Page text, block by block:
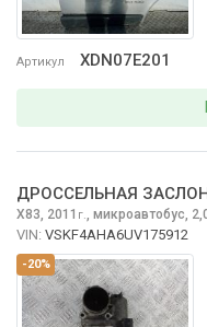
Артикул XDN07E201
-20%
ДРОССЕЛЬНАЯ
X83, 2011 г., микроавтобус,
VIN: VSKF4AHA6UV175912